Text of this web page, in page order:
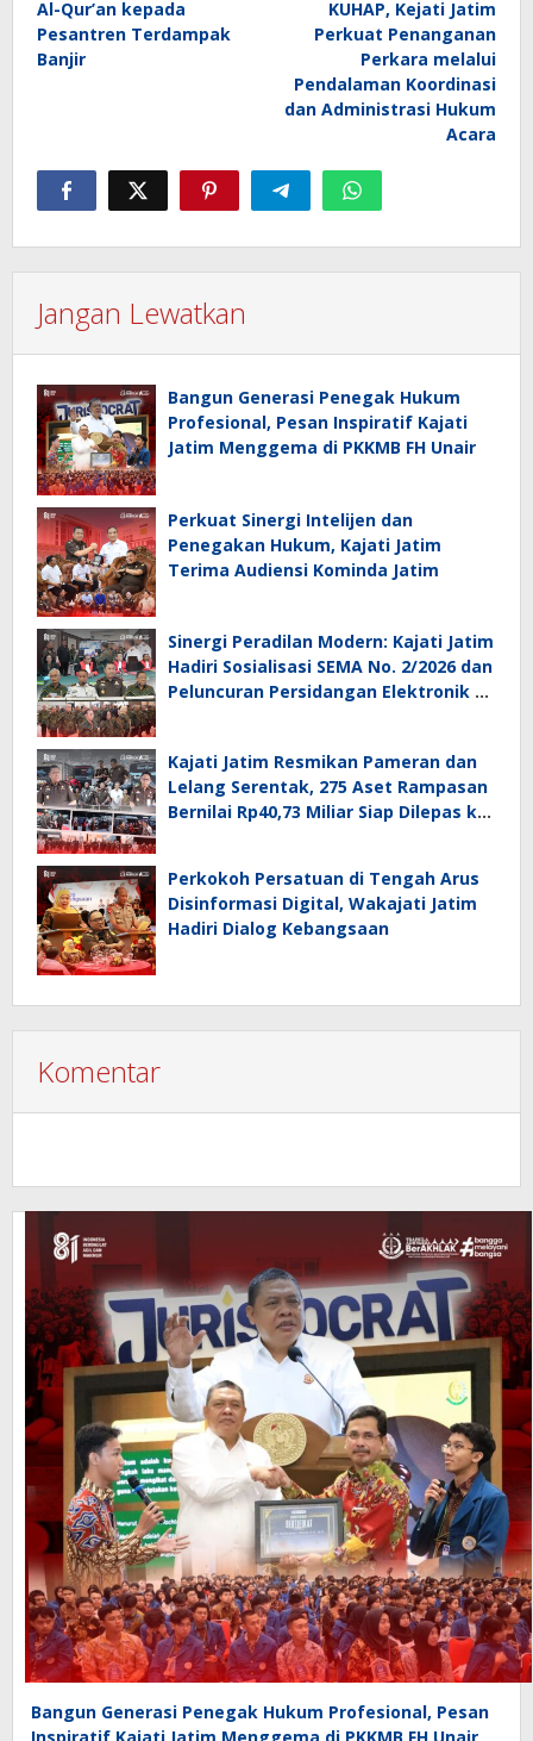
Al-Qur’an kepada
Pesantren Terdampak
Banjir
KUHAP, Kejati Jatim
Perkuat Penanganan
Perkara melalui
Pendalaman Koordinasi
dan Administrasi Hukum
Acara
Jangan Lewatkan
Bangun Generasi Penegak Hukum
Profesional, Pesan Inspiratif Kajati
Jatim Menggema di PKKMB FH Unair
Perkuat Sinergi Intelijen dan
Penegakan Hukum, Kajati Jatim
Terima Audiensi Kominda Jatim
Sinergi Peradilan Modern: Kajati Jatim
Hadiri Sosialisasi SEMA No. 2/2026 dan
Peluncuran Persidangan Elektronik di
Kajati Jatim Resmikan Pameran dan
Lelang Serentak, 275 Aset Rampasan
Bernilai Rp40,73 Miliar Siap Dilepas ke
Perkokoh Persatuan di Tengah Arus
Disinformasi Digital, Wakajati Jatim
Hadiri Dialog Kebangsaan
Komentar
Bangun Generasi Penegak Hukum Profesional, Pesan